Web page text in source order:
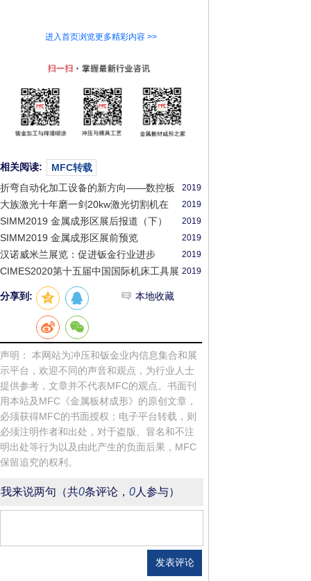
进入首页浏览更多精彩内容 >>
相关阅读:
MFC转载
折弯自动化加工设备的新方向——数控板
料折边机 FB2516A
2019-
12-
20
大族激光十年磨一剑20kw激光切割机在
CIMT2019首发
2019-
12-
20
SIMM2019 金属成形区展后报道（下）
2019-
12-
20
SIMM2019 金属成形区展前预览
2019-
04-
25
汉诺威米兰展览：促进钣金行业进步
2019-
12-
CIMES2020第十五届中国国际机床工具展
览会北京5月举办
2019-
分享到: 本地收藏
声明： 本网站为冲压和钣金业内信息集合和展
示平台，欢迎不同的声音和观点，为行业人士
提供参考，文章并不代表MFC的观点。书面刊
用本站及MFC《金属板材成形》的原创文章，
必须获得MFC的书面授权；电子平台转载，则
必须注明作者和出处，对于盗版、冒名和不注
明出处等行为以及由此产生的负面后果，MFC
保留追究的权利。
我来说两句 （共0条评论， 0人参与）